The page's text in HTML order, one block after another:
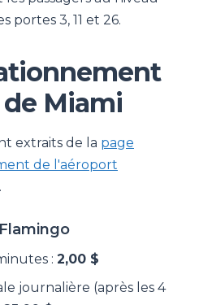
portes 3, 11 et 26.
Miami
extraits de la page
de l'aéroport
.
: 2,00 $
journalière (après les 4